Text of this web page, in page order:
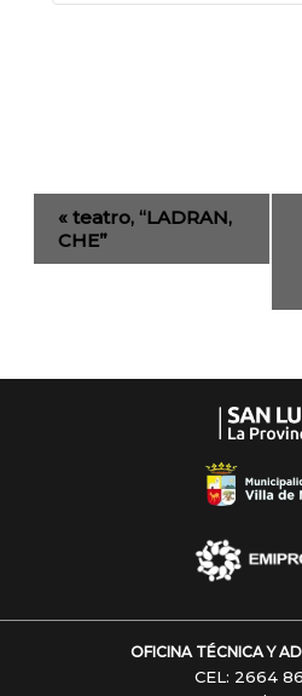
Evento
de
Navegación
« teatro, “LADRAN,
CHE”
OFICINA TÉCNICA Y
CEL: 2664